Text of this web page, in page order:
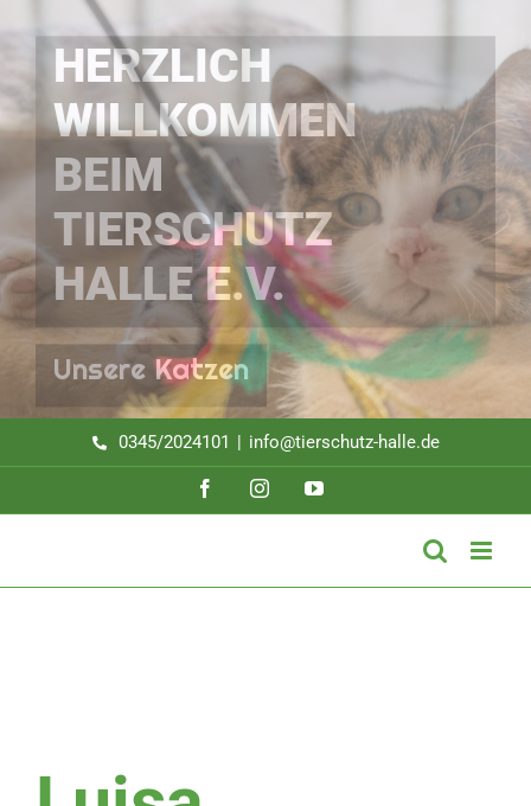
Inhalt
springenHERZLICH
WILLKOMMEN
BEIM
TIERSCHUTZ
HALLE E.V.
Unsere Katzen
0345/2024101 | info@tierschutz-halle.de
FacebookInstagramYouTube